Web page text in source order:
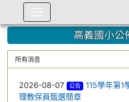
高義國小公
所有消息
2026-08-07 公告
115學年第1
理教保員甄選簡章